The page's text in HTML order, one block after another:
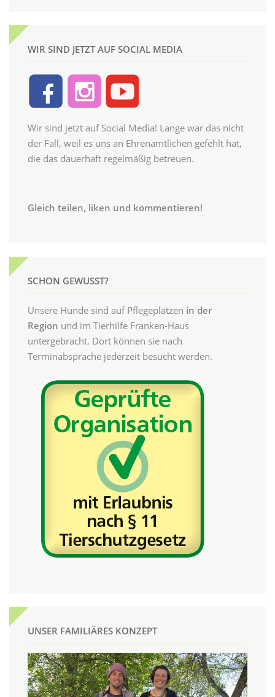
WIR SIND JETZT AUF SOCIAL MEDIA
Wir sind jetzt auf Social Media! Lange war das nicht
der Fall, weil es uns an Ehrenamtlichen gefehlt hat,
die das dauerhaft regelmäßig betreuen.
Gleich teilen, liken und kommentieren!
SCHON GEWUSST?
Unsere Hunde sind auf Pflegeplätzen in der
Region und im Tierhilfe Franken-Haus
untergebracht. Dort können sie nach
Terminabsprache jederzeit besucht werden.
UNSER FAMILIÄRES KONZEPT